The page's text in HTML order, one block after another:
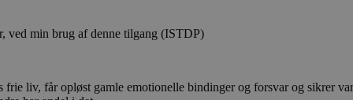
ved min brug af denne tilgang (ISTDP)
liv, får opløst gamle emotionelle bindinger og forsvar og sikrer